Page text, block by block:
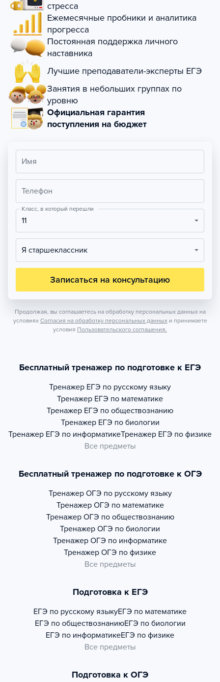
стресса
Ежемесячные пробники и аналитика
прогресса
Постоянная поддержка личного
наставника
Лучшие преподаватели-эксперты ЕГЭ
Занятия в небольших группах по
уровню
Официальная гарантия
поступления на бюджет
Имя
Телефон
Класс, в который перешли
11
Я старшеклассник
Записаться на консультацию
Продолжая, вы соглашаетесь на обработку персональных данных на
условиях Согласия на обработку персональных данных и принимаете
условия Пользовательского соглашения.
Бесплатный тренажер по подготовке к ЕГЭ
Тренажер ЕГЭ по русскому языку
Тренажер ЕГЭ по математике
Тренажер ЕГЭ по обществознанию
Тренажер ЕГЭ по биологии
Тренажер ЕГЭ по информатикеТренажер ЕГЭ по физике
Все предметы
Бесплатный тренажер по подготовке к ОГЭ
Тренажер ОГЭ по русскому языку
Тренажер ОГЭ по математике
Тренажер ОГЭ по обществознанию
Тренажер ОГЭ по биологии
Тренажер ОГЭ по информатике
Тренажер ОГЭ по физике
Все предметы
Подготовка к ЕГЭ
ЕГЭ по русскому языкуЕГЭ по математике
ЕГЭ по обществознаниюЕГЭ по биологии
ЕГЭ по информатикеЕГЭ по физике
Все предметы
Подготовка к ОГЭ